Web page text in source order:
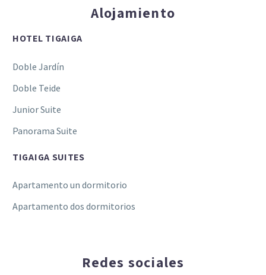
Alojamiento
HOTEL TIGAIGA
Doble Jardín
Doble Teide
Junior Suite
Panorama Suite
TIGAIGA SUITES
Apartamento un dormitorio
Apartamento dos dormitorios
Redes sociales